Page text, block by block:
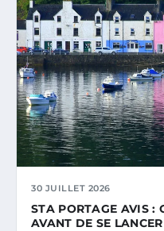
30 JUILLET 2026
STA PORTAGE AVIS :
AVANT DE SE LANCER